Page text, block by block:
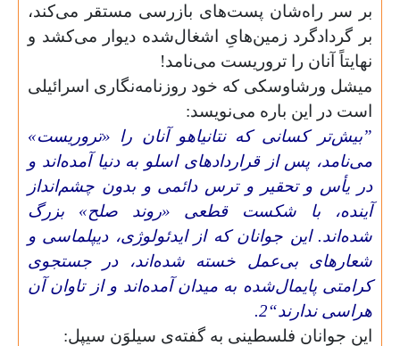
بر سر راه‌شان پست‌های بازرسی مستقر می‌کند،
بر گردادگرد زمین‌هایِ اشغال‌شده دیوار می‌کشد و
نهایتاً آنان را تروریست می‌نامد!
میشل ورشاوسکی که خود روزنامه‌نگاری اسرائیلی
است در این باره می‌نویسد:
”بیش‌تر کسانی که نتانیاهو آنان را «تروریست»
می‌نامد، پس از قراردادهای اسلو به دنیا آمده‌اند و
در یأس و تحقیر و ترس دائمی و بدون چشم‌انداز
آینده، با شکست قطعی «روند صلح» بزرگ
شده‌اند. این جوانان که از ایدئولوژی، دیپلماسی و
شعارهای بی‌عمل خسته شده‌اند، در جستجوی
کرامتی پایمال‌شده به میدان آمده‌اند و از تاوان آن
هراسی ندارند“2.
این جوانان فلسطینی به گفته‌ی سیلوَن سیپل: